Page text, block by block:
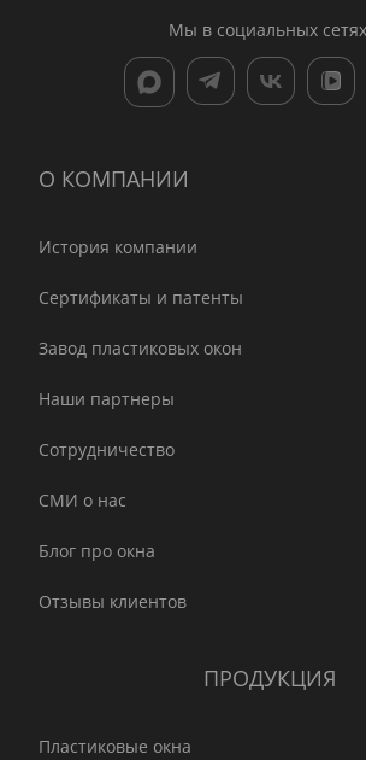
Мы в социальных
О КОМПАНИИ
История компании
Сертификаты и патенты
Завод пластиковых окон
Наши партнеры
Сотрудничество
СМИ о нас
Блог про окна
Отзывы клиентов
ПРОДУКЦИЯ
Пластиковые окна